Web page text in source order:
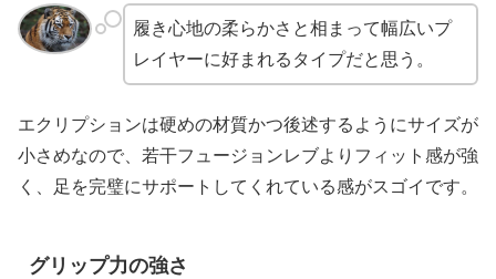
履き心地の柔らかさと相まって幅広いプ
レイヤーに好まれるタイプだと思う。
エクリプションは硬めの材質かつ後述するようにサイズが
小さめなので、若干フュージョンレブよりフィット感が強
く、足を完璧にサポートしてくれている感がスゴイです。
グリップ力の強さ